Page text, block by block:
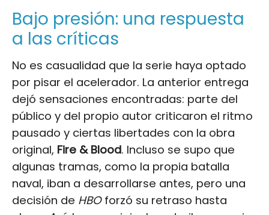
Bajo presión: una respuesta
a las críticas
No es casualidad que la serie haya optado
por pisar el acelerador. La anterior entrega
dejó sensaciones encontradas: parte del
público y del propio autor criticaron el ritmo
pausado y ciertas libertades con la obra
original, Fire & Blood. Incluso se supo que
algunas tramas, como la propia batalla
naval, iban a desarrollarse antes, pero una
decisión de HBOforzó su retraso hasta